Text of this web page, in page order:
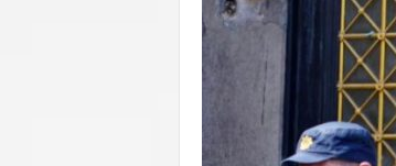
R
E
N